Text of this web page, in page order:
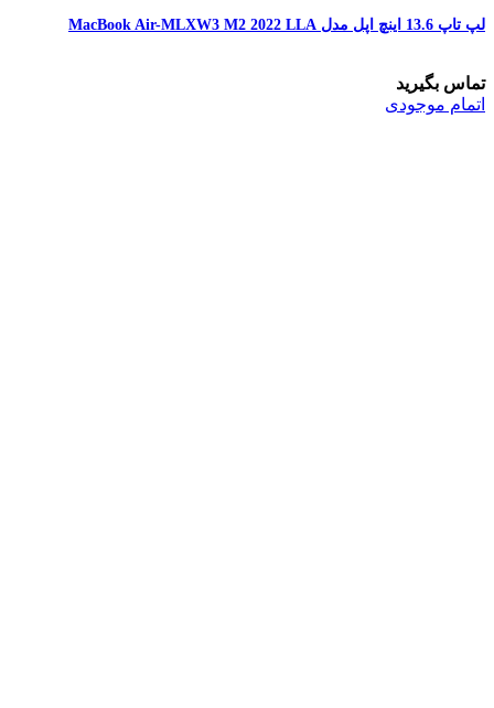
لپ تاپ 13.6 اینچ اپل مدل MacBook Air-MLXW3 M2 2022 LLA
تماس بگیرید
اتمام موجودی